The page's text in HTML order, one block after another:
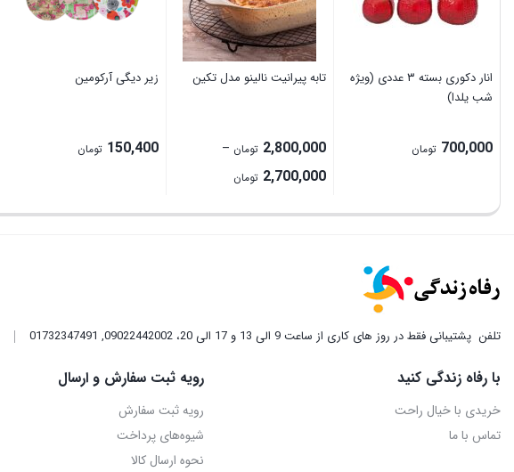
انار دکوری بسته ۳ عددی (ویژه
شب یلدا)
700,000 تومان
تابه پیرانیت نالینو مدل تکین
2,800,000 تومان –
2,700,000 تومان
زیر دیگی آرکومین
150,400 تومان
تلفن پشتیبانی فقط در روز های کاری از ساعت 9 الی 13 و 17 الی 20، 09022442002 ,
01732347491
با رفاه زندگی کنید
خریدی با خیال راحت
تماس با ما
رویه ثبت سفارش و ارسال
رویه ثبت سفارش
شیوه‌های پرداخت
نحوه ارسال کالا